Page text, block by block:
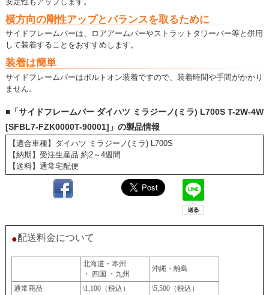
横方向の剛性アップとバランスを取るために
サイドフレームバーは、ロアアームバーやストラットタワーバー等と併用
して装着することをおすすめします。
装着は簡単
サイドフレームバーはボルトオン装着ですので、装着時間や手間がかかり
ません。
■「サイドフレームバー ダイハツ ミラジーノ(ミラ) L700S T-2W-4W
[SFBL7-FZK0000T-90001]」の製品情報
【適合車種】ダイハツ ミラジーノ(ミラ) L700S
【納期】受注生産品 約2～4週間
【送料】通常宅配便
●配送料金について
北海道・本州
・ 四国 ・九州
沖縄・離島
通常商品 \1,100（税込）
\5,500（税込）